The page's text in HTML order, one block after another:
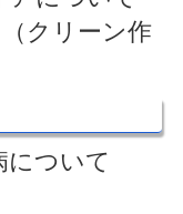
クリーン作
ついて